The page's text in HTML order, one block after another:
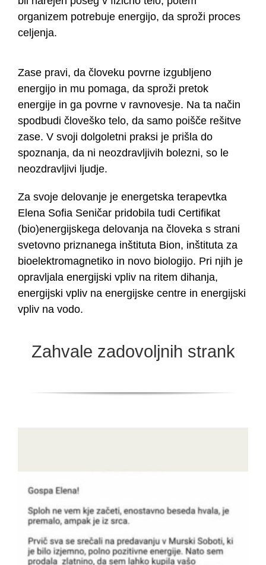
organizem potrebuje energijo, da sproži proces
celjenja.
Zase pravi, da človeku povrne izgubljeno
energijo in mu pomaga, da sproži pretok
energije in ga povrne v ravnovesje. Na ta način
spodbudi človeško telo, da samo poišče rešitve
zase. V svoji dolgoletni praksi je prišla do
spoznanja, da ni neozdravljivih bolezni, so le
neozdravljivi ljudje.
Za svoje delovanje je energetska terapevtka
Elena Sofia Seničar pridobila tudi Certifikat
(bio)energijskega delovanja na človeka s strani
svetovno priznanega inštituta Bion, inštituta za
bioelektromagnetiko in novo biologijo. Pri njih je
opravljala energijski vpliv na ritem dihanja,
energijski vpliv na energijske centre in energijski
vpliv na vodo.
Zahvale zadovoljnih strank